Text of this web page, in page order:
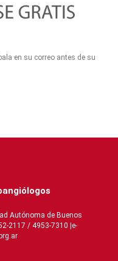
en su correo antes de su
Autónoma de Buenos
2117 / 4953-7310 |e-